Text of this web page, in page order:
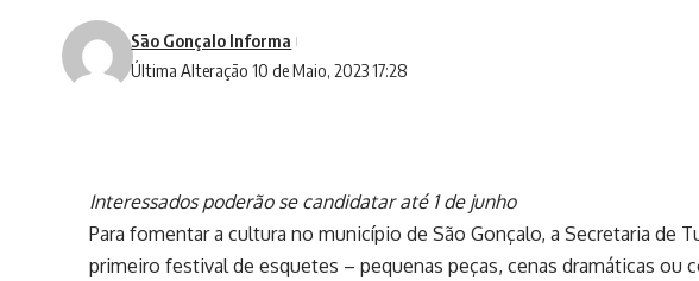
Última Alteração 10 de Maio, 2023 17:28
São Gonçalo Informa
Interessados poderão se candidatar até 1 de junho
Para fomentar a cultura no município de São Gonçalo, a Secretaria de
primeiro festival de esquetes – pequenas peças, cenas dramáticas ou